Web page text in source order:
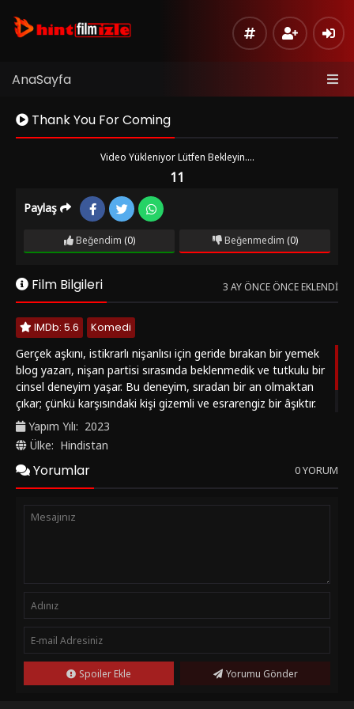
AnaSayfa
Thank You For Coming
Video Yükleniyor Lütfen Bekleyin....
11
Kaynak
Bildir
Sinema
Modu
Paylaş
Beğendim (0) Beğenmedim (0)
Film Bilgileri 3 AY ÖNCE ÖNCE EKLENDI
IMDb: 5.6
Komedi
Gerçek aşkını, istikrarlı nişanlısı için geride bırakan bir yemek
blog yazarı, nişan partisi sırasında beklenmedik ve tutkulu bir
cinsel deneyim yaşar. Bu deneyim, sıradan bir an olmaktan
çıkar; çünkü karşısındaki kişi gizemli ve esrarengiz bir âşıktır.
Hikaye, duygusal çatışmalar ve sürprizlerle dolu bir
atmosferde ilerler.
Yapım Yılı: 2023
Ülke: Hindistan
Yorumlar 0 YORUM
Spoiler Ekle Yorumu Gönder